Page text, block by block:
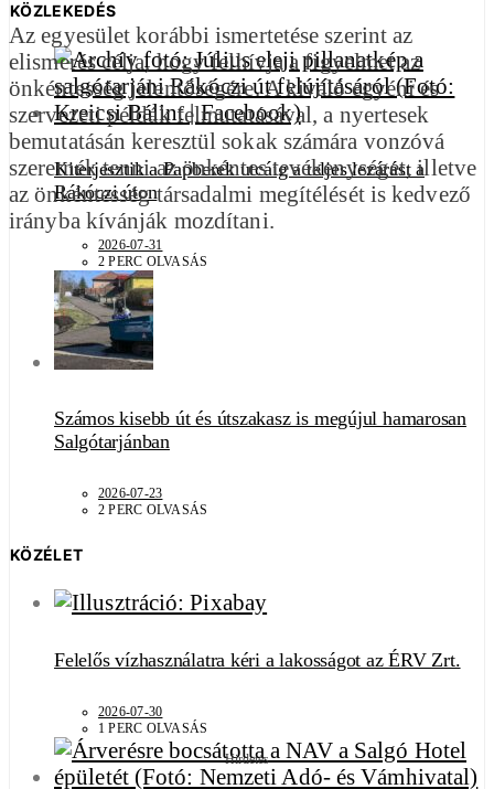
KÖZLEKEDÉS
Kiterjesztik a Papberek utcáig a teljes lezárást a
Rákóczi úton
2026-07-31
2 PERC OLVASÁS
Számos kisebb út és útszakasz is megújul hamarosan
Salgótarjánban
2026-07-23
2 PERC OLVASÁS
KÖZÉLET
Felelős vízhasználatra kéri a lakosságot az ÉRV Zrt.
2026-07-30
1 PERC OLVASÁS
Az egyesület korábbi ismertetése szerint az
elismerés célja, hogy felhívja a figyelmet az
önkéntesség jelentőségére. A kiváló egyéni és
szervezeti példák felmutatásával, a nyertesek
bemutatásán keresztül sokak számára vonzóvá
szeretnék tenni az önkéntes tevékenységet, illetve
az önkéntesség társadalmi megítélését is kedvező
irányba kívánják mozdítani.
Hirdetés